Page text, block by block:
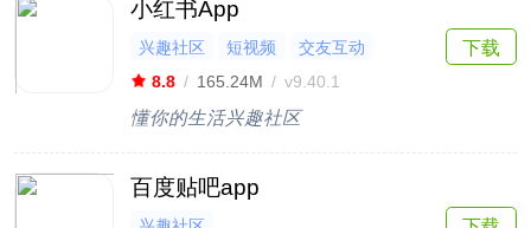
小红书App
兴趣社区 短视频
交友互动
8.8 / 165.24M / v9.40.1
懂你的生活兴趣社区
下载
百度贴吧app